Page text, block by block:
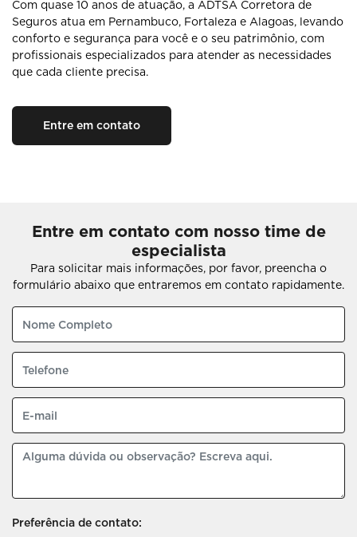
Com quase 10 anos de atuação, a ADTSA Corretora de
Seguros atua em Pernambuco, Fortaleza e Alagoas, levando
conforto e segurança para você e o seu patrimônio, com
profissionais especializados para atender as necessidades
que cada cliente precisa.
Entre em contato
Entre em contato com nosso time de
especialista
Para solicitar mais informações, por favor, preencha o
formulário abaixo que entraremos em contato rapidamente.
Preferência de contato: